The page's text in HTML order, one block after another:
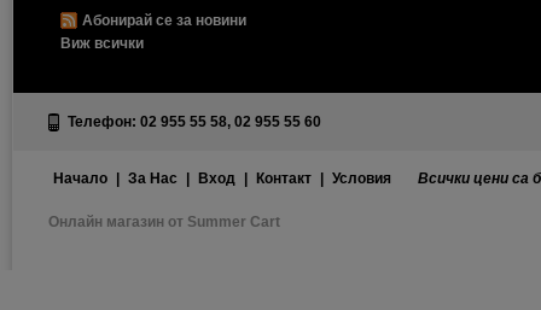
Абонирай се за новини
Виж всички
Телефон: 02 955 55 58, 02 955 55 60
Начало За Нас Вход Контакт Условия Всички цени са
Онлайн магазин от Summer Cart